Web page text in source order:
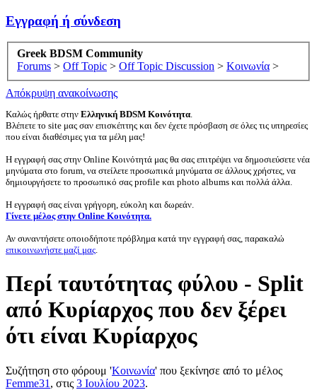
Εγγραφή ή σύνδεση
Greek BDSM Community
Forums > Off Topic > Off Topic Discussion > Κοινωνία >
Απόκρυψη ανακοίνωσης
Καλώς ήρθατε στην Ελληνική BDSM Κοινότητα.
Βλέπετε το site μας σαν επισκέπτης και δεν έχετε πρόσβαση σε όλες τις υπηρεσίες
που είναι διαθέσιμες για τα μέλη μας!
Η εγγραφή σας στην Online Κοινότητά μας θα σας επιτρέψει να δημοσιεύσετε νέα
μηνύματα στο forum, να στείλετε προσωπικά μηνύματα σε άλλους χρήστες, να
δημιουργήσετε το προσωπικό σας profile και photo albums και πολλά άλλα.
Η εγγραφή σας είναι γρήγορη, εύκολη και δωρεάν.
Γίνετε μέλος στην Online Κοινότητα.
Αν συναντήσετε οποιοδήποτε πρόβλημα κατά την εγγραφή σας, παρακαλώ
επικοινωνήστε μαζί μας.
Περί ταυτότητας φύλου - Split
από Κυρίαρχος που δεν ξέρει
ότι είναι Κυρίαρχος
Συζήτηση στο φόρουμ 'Κοινωνία' που ξεκίνησε από το μέλος
Femme31 , στις 3 Ιουλίου 2023.